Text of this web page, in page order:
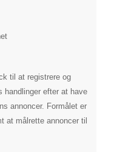
til at registrere og
handlinger efter at have
annoncer. Formålet er
at målrette annoncer til